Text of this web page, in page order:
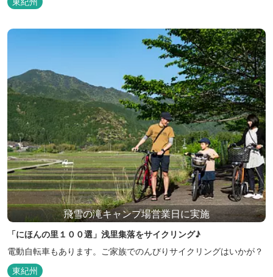
飛雪の滝キャンプ場営業日に実施
「にほんの里１００選」浅里集落をサイクリング♪
電動自転車もあります。ご家族でのんびりサイクリングはいかが？
東紀州